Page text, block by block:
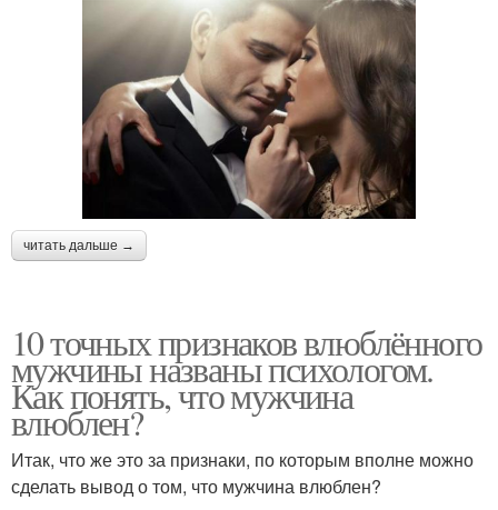
читать дальше →
10 точных признаков влюблённого
мужчины названы психологом.
Как понять, что мужчина
влюблен?
Итак, что же это за признаки, по которым вполне можно
сделать вывод о том, что мужчина влюблен?